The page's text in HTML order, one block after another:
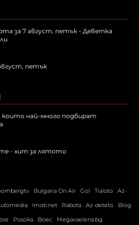
за 7 август, петък - Деветка
петък
които най-много подбират
- хит за лятото
Bulgaria On Air Gol Tialoto
Az-
Imoti.net Rabota Az-deteto
Blog
Posoka Boec Megavselena.bg